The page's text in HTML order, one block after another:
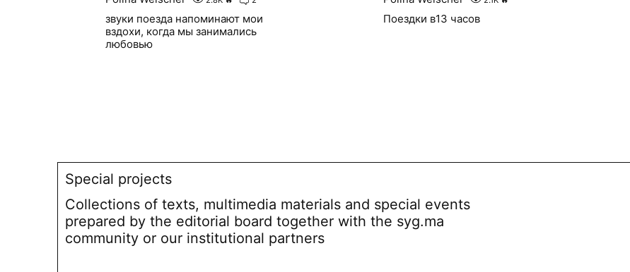
звуки поезда напоминают мои
вздохи, когда мы занимались
любовью
Поездки в13 часов
Special projects
Collections of texts, multimedia materials and special events
prepared by the editorial board together with the syg.ma
community or our institutional partners